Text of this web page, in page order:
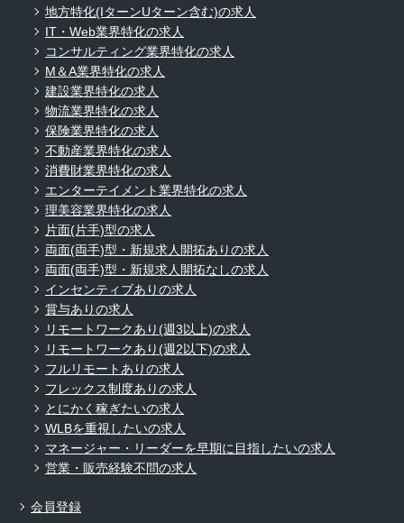
地方特化(IターンUターン含む)の求人
IT・Web業界特化の求人
コンサルティング業界特化の求人
M＆A業界特化の求人
建設業界特化の求人
物流業界特化の求人
保険業界特化の求人
不動産業界特化の求人
消費財業界特化の求人
エンターテイメント業界特化の求人
理美容業界特化の求人
片面(片手)型の求人
両面(両手)型・新規求人開拓ありの求人
両面(両手)型・新規求人開拓なしの求人
インセンティブありの求人
賞与ありの求人
リモートワークあり(週3以上)の求人
リモートワークあり(週2以下)の求人
フルリモートありの求人
フレックス制度ありの求人
とにかく稼ぎたいの求人
WLBを重視したいの求人
マネージャー・リーダーを早期に目指したいの求人
営業・販売経験不問の求人
会員登録